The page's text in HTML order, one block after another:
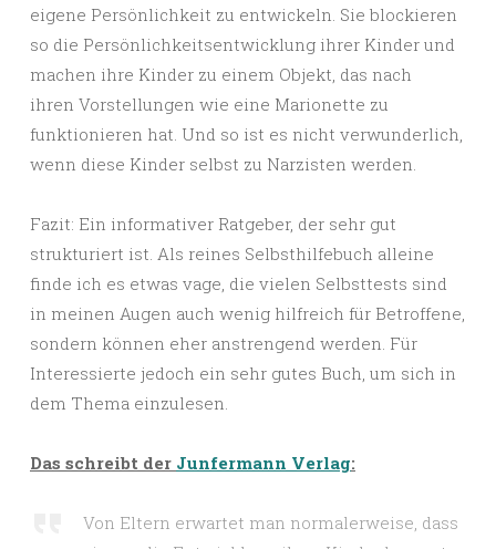
eigene Persönlichkeit zu entwickeln. Sie blockieren
so die Persönlichkeitsentwicklung ihrer Kinder und
machen ihre Kinder zu einem Objekt, das nach
ihren Vorstellungen wie eine Marionette zu
funktionieren hat. Und so ist es nicht verwunderlich,
wenn diese Kinder selbst zu Narzisten werden.
Fazit: Ein informativer Ratgeber, der sehr gut
strukturiert ist. Als reines Selbsthilfebuch alleine
finde ich es etwas vage, die vielen Selbsttests sind
in meinen Augen auch wenig hilfreich für Betroffene,
sondern können eher anstrengend werden. Für
Interessierte jedoch ein sehr gutes Buch, um sich in
dem Thema einzulesen.
Das schreibt der Junfermann Verlag:
Von Eltern erwartet man normalerweise, dass